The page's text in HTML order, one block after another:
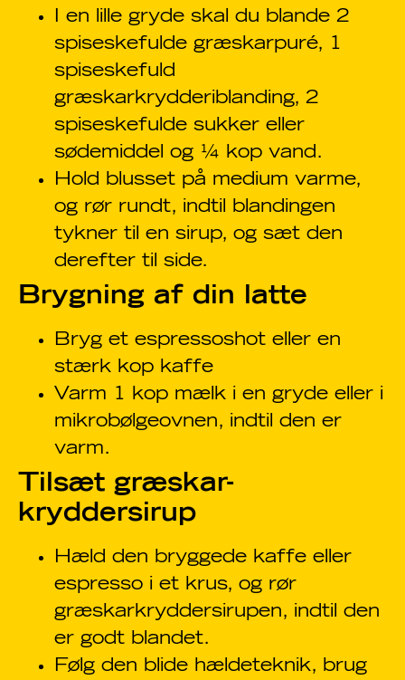
I en lille gryde skal du blande 2
spiseskefulde græskarpuré, 1
spiseskefuld
græskarkrydderiblanding, 2
spiseskefulde sukker eller
sødemiddel og ¼ kop vand.
Hold blusset på medium varme,
og rør rundt, indtil blandingen
tykner til en sirup, og sæt den
derefter til side.
Brygning af din latte
Bryg et espressoshot eller en
stærk kop kaffe
Varm 1 kop mælk i en gryde eller i
mikrobølgeovnen, indtil den er
varm.
Tilsæt græskar-
kryddersirup
Hæld den bryggede kaffe eller
espresso i et krus, og rør
græskarkryddersirupen, indtil den
er godt blandet.
Følg den blide hældeteknik, brug